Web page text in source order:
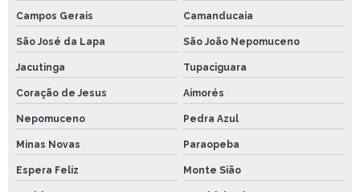
Campos Gerais Camanducaia
São José da Lapa São João Nepomuceno
Jacutinga Tupaciguara
Coração de Jesus Aimorés
Nepomuceno Pedra Azul
Minas Novas Paraopeba
Espera Feliz Monte Sião